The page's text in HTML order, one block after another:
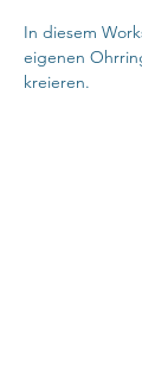
In diesem
eigenen
kreieren.